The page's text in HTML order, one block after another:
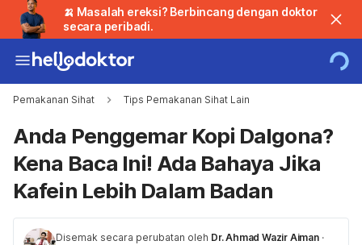
🍌 Masalah ereksi? Berbincang dengan doktor
secara peribadi.
Pemakanan Sihat Tips Pemakanan Sihat Lain
Anda Penggemar Kopi Dalgona?
Kena Baca Ini! Ada Bahaya Jika
Kafein Lebih Dalam Badan
Disemak secara perubatan oleh Dr. Ahmad Wazir Aiman ·